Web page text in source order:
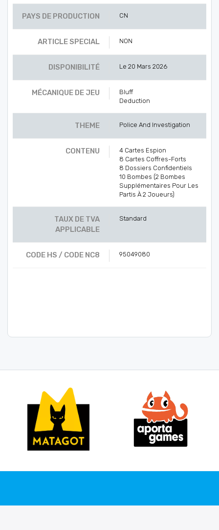
PAYS DE PRODUCTION CN
ARTICLE SPECIAL NON
DISPONIBILITÉ Le 20 Mars 2026
MÉCANIQUE DE JEU
Bluff
Deduction
THEME Police And Investigation
CONTENU
4 Cartes Espion
8 Cartes Coffres-Forts
8 Dossiers Confidentiels
10 Bombes (2 Bombes
Supplémentaires Pour Les
Partis À 2 Joueurs)
TAUX DE TVA
APPLICABLE
Standard
CODE HS / CODE NC8 95049080